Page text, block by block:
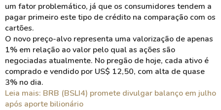
um fator problemático, já que os consumidores tendem a
pagar primeiro este tipo de crédito na comparação com os
cartões.
O novo preço-alvo representa uma valorização de apenas
1% em relação ao valor pelo qual as ações são
negociadas atualmente. No pregão de hoje, cada ativo é
comprado e vendido por US$ 12,50, com alta de quase
3% no dia.
Leia mais: BRB (BSLI4) promete divulgar balanço em julho
após aporte bilionário